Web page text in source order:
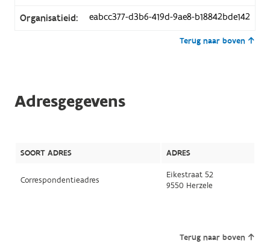
Organisatieid: eabcc377-d3b6-419d-9ae8-b18842bde142
Terug naar boven
Adresgegevens
SOORT ADRES ADRES
Correspondentieadres
Eikestraat 52
9550 Herzele
Terug naar boven